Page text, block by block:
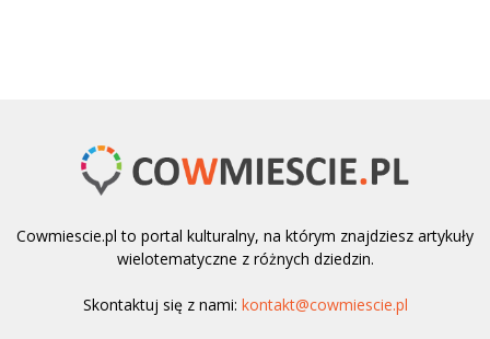
Cowmiescie.pl to portal kulturalny, na którym znajdziesz artykuły
wielotematyczne z różnych dziedzin.
Skontaktuj się z nami: kontakt@cowmiescie.pl